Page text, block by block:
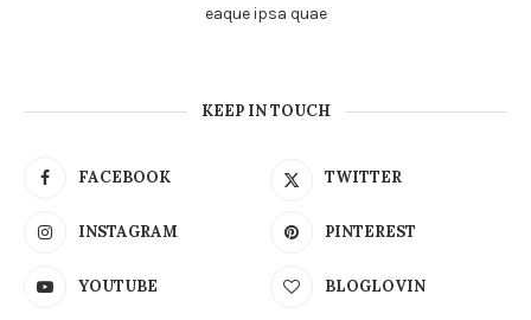
eaque ipsa quae
KEEP IN TOUCH
FACEBOOK TWITTER
INSTAGRAM PINTEREST
YOUTUBE BLOGLOVIN